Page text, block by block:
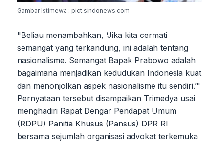
Gambar Istimewa : pict.sindonews.com
"Beliau menambahkan, ‘Jika kita cermati
semangat yang terkandung, ini adalah tentang
nasionalisme. Semangat Bapak Prabowo adalah
bagaimana menjadikan kedudukan Indonesia kuat
dan menonjolkan aspek nasionalisme itu sendiri.’"
Pernyataan tersebut disampaikan Trimedya usai
menghadiri Rapat Dengar Pendapat Umum
(RDPU) Panitia Khusus (Pansus) DPR RI
bersama sejumlah organisasi advokat terkemuka